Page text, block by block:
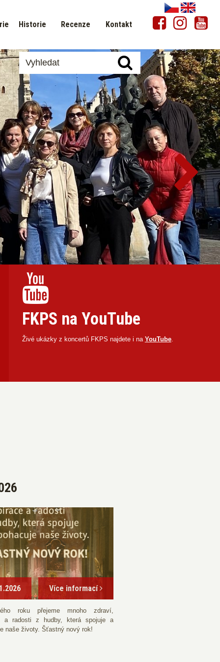
Historie Recenze Kontakt
FKPS na YouTube
Živé ukázky z koncertů FKPS najdete i na YouTube.
Více informací
roku přejeme mnoho zdraví,
a radosti z hudby, která spojuje a
naše životy. Šťastný nový rok!